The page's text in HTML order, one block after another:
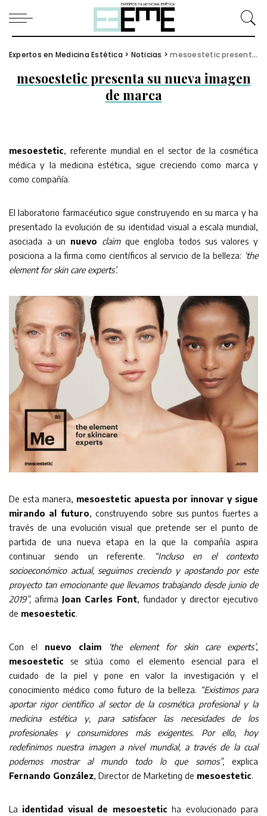
Expertos en Medicina Estética > Noticias >mesoestetic presenta su nueva imagen de marca
mesoestetic presenta su nueva imagen
de marca
mesoestetic, referente mundial en el sector de la cosmética
médica y la medicina estética, sigue creciendo como marca y
como compañía.
El laboratorio farmacéutico sigue construyendo en su marca y ha
presentado la evolución de su identidad visual a escala mundial,
asociada a un nuevo claimque engloba todos sus valores y
posiciona a la firma como científicos al servicio de la belleza: ‘the
element for skin care experts’.
De esta manera, mesoestetic apuesta por innovar y sigue
mirando al futuro , construyendo sobre sus puntos fuertes a
través de una evolución visual que pretende ser el punto de
partida de una nueva etapa en la que la compañía aspira
continuar siendo un referente.
“Incluso en el contexto
socioeconómico actual, seguimos creciendo y apostando por este
proyecto tan emocionante que llevamos trabajando desde junio de
2019”, afirma Joan Carles Font, fundador y director ejecutivo
de mesoestetic
Con el nuevo claim ‘the element for skin care experts’,
mesoestetic se sitúa como el elemento esencial para el
cuidado de la piel y pone en valor la investigación y el
conocimiento médico como futuro de la belleza.
“Existimos para
aportar rigor científico al sector de la cosmética profesional y la
medicina estética y, para satisfacer las necesidades de los
profesionales y consumidores más exigentes. Por ello, hoy
redefinimos nuestra imagen a nivel mundial, a través de la cual
podemos mostrar al mundo todo lo que somos”, explica
Fernando González , Director de Marketing de mesoestetic
La identidad visual de mesoestetic ha evolucionado para